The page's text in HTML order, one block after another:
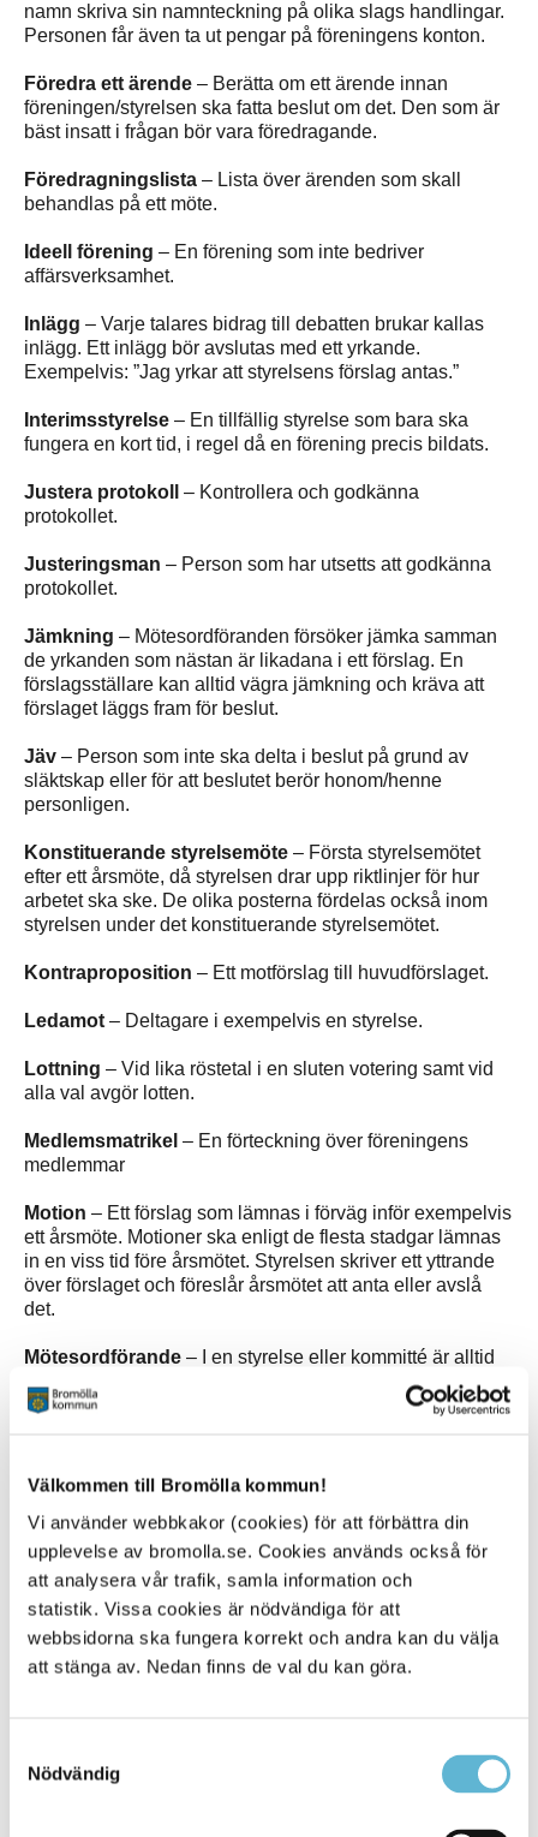
Välkommen till Bromölla kommun!
Vi använder webbkakor (cookies) för att förbättra din
upplevelse av bromolla.se. Cookies används också för
att analysera vår trafik, samla information och
statistik. Vissa cookies är nödvändiga för att
webbsidorna ska fungera korrekt och andra kan du välja
att stänga av. Nedan finns de val du kan göra.
Nödvändig
namn skriva sin namnteckning på olika slags handlingar.
Personen får även ta ut pengar på föreningens konton.
Föredra ett ärende – Berätta om ett ärende innan
föreningen/styrelsen ska fatta beslut om det. Den som är
bäst insatt i frågan bör vara föredragande.
Föredragningslista – Lista över ärenden som skall
behandlas på ett möte.
Ideell förening – En förening som inte bedriver
affärsverksamhet.
Inlägg – Varje talares bidrag till debatten brukar kallas
inlägg. Ett inlägg bör avslutas med ett yrkande.
Exempelvis: ”Jag yrkar att styrelsens förslag antas.”
Interimsstyrelse – En tillfällig styrelse som bara ska
fungera en kort tid, i regel då en förening precis bildats.
Justera protokoll
– Kontrollera och godkänna
protokollet.
Justeringsman – Person som har utsetts att godkänna
protokollet.
Jämkning – Mötesordföranden försöker jämka samman
de yrkanden som nästan är likadana i ett förslag. En
förslagsställare kan alltid vägra jämkning och kräva att
förslaget läggs fram för beslut.
Jäv – Person som inte ska delta i beslut på grund av
släktskap eller för att beslutet berör honom/henne
personligen.
Konstituerande styrelsemöte – Första styrelsemötet
efter ett årsmöte, då styrelsen drar upp riktlinjer för hur
arbetet ska ske. De olika posterna fördelas också inom
styrelsen under det konstituerande styrelsemötet.
Kontraproposition – Ett motförslag till huvudförslaget.
Ledamot – Deltagare i exempelvis en styrelse.
Lottning – Vid lika röstetal i en sluten votering samt vid
alla val avgör lotten.
Medlemsmatrikel – En förteckning över föreningens
medlemmar
Motion – Ett förslag som lämnas i förväg inför exempelvis
ett årsmöte. Motioner ska enligt de flesta stadgar lämnas
in en viss tid före årsmötet. Styrelsen skriver ett yttrande
över förslaget och föreslår årsmötet att anta eller avslå
det.
Mötesordförande – I en styrelse eller kommitté är alltid
ordföranden också mötesordförande. Vid ett allmänt möte
väljs oftast en särskild mötesordförande. Vid ett årsmöte
mandattid till.
Ordinarie ledamot– Person som valts som deltagare i
exempelvis en styrelse (Jämför med suppleant).
Ordningsfråga– Ordningsfrågan berör själva
mötesordningen. Kan handla om en anmärkning mot
Proposition